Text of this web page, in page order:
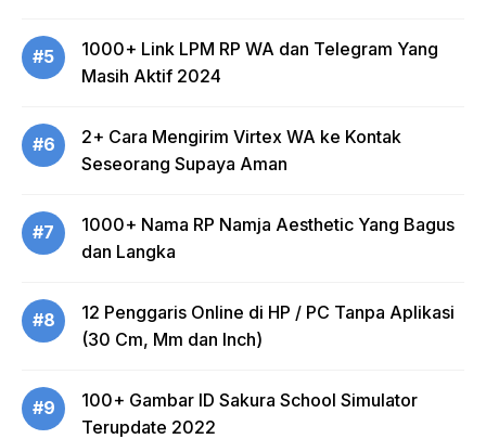
#5
1000+ Link LPM RP WA dan Telegram Yang
Masih Aktif 2024
#6
2+ Cara Mengirim Virtex WA ke Kontak
Seseorang Supaya Aman
#7
1000+ Nama RP Namja Aesthetic Yang Bagus
dan Langka
#8
12 Penggaris Online di HP / PC Tanpa Aplikasi
(30 Cm, Mm dan Inch)
#9
100+ Gambar ID Sakura School Simulator
Terupdate 2022